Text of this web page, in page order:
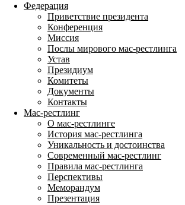
Федерация
Приветствие президента
Конференция
Миссия
Послы мирового мас-рестлинга
Устав
Президиум
Комитеты
Документы
Контакты
Мас-рестлинг
О мас-рестлинге
История мас-рестлинга
Уникальность и достоинства
Современный мас-рестлинг
Правила мас-рестлинга
Перспективы
Меморандум
Презентация